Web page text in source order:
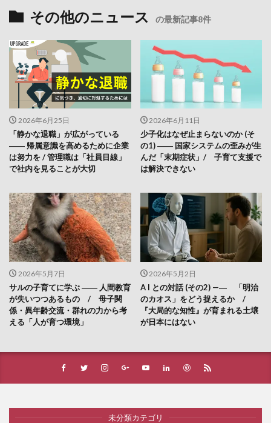
その他のニュース の最新記事8件
2026年6月25日
「静かな退職」が広がっている
―― 帰属意識を高めるために企業
は努力を / 管理職は「社員目線」
で社内を見ることが大切
2026年6月11日
少子化はなぜ止まらないのか (そ
の1) ―― 国家システムの歪みが生
んだ「末期症状」/ 子育て支援で
は解決できない
2026年5月7日
サルの子育てに学ぶ ―― 人間教育
が失いつつあるもの / 母子関
係・異年齢交流・群れの力から考
える「人が育つ環境」
2026年5月2日
A I との対話 (その2) —― 「明治
のカオス」をどう捉えるか /
『大局的な知性』が育まれる土壌
が日本にはない
未分類カテゴリ